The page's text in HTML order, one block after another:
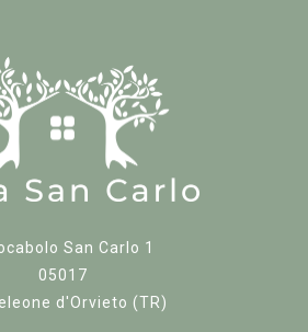
San Carlo 1
05017
d'Orvieto (TR)